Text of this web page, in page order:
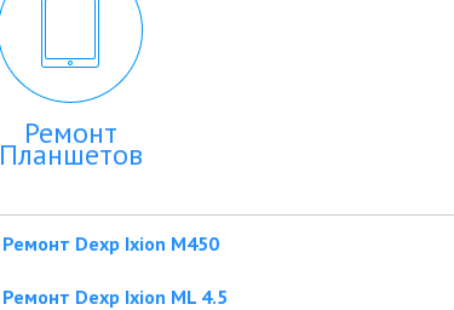
Ремонт
Планшетов
Ремонт Dexp Ixion M450
Ремонт Dexp Ixion ML 4.5